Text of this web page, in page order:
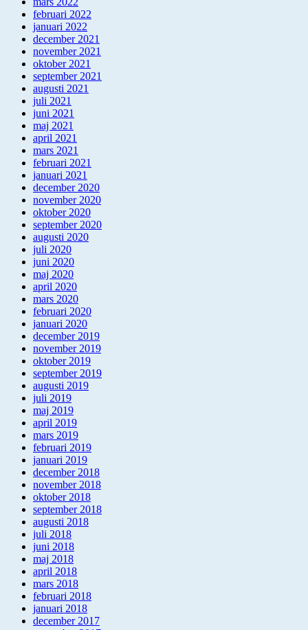
februari 2022
januari 2022
december 2021
november 2021
oktober 2021
september 2021
augusti 2021
juli 2021
juni 2021
maj 2021
april 2021
mars 2021
februari 2021
januari 2021
december 2020
november 2020
oktober 2020
september 2020
augusti 2020
juli 2020
juni 2020
maj 2020
april 2020
mars 2020
februari 2020
januari 2020
december 2019
november 2019
oktober 2019
september 2019
augusti 2019
juli 2019
maj 2019
april 2019
mars 2019
februari 2019
januari 2019
december 2018
november 2018
oktober 2018
september 2018
augusti 2018
juli 2018
juni 2018
maj 2018
april 2018
mars 2018
februari 2018
januari 2018
december 2017